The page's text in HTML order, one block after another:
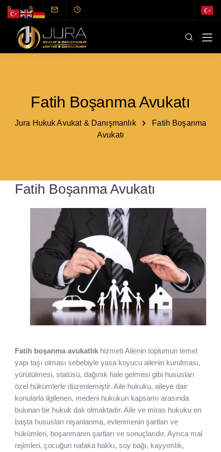
Fatih Boşanma Avukatı
Jura Hukuk Avukat & Danışmanlık
Fatih Boşanma
Avukatı
Fatih Boşanma Avukatı
Fatih boşanma avukatlık hizmeti Ailenin toplumun temel
yapı taşı olması sebebiyle yasa koyucu ailenin kurulması,
yürütülmesi, statüsü, dağınık hale gelmesi gibi hususları
özel hükümlerle düzenlemiştir. Aile hukuku, aileye dair
konularla ilgilenen, medeni hukukun kapsamı arasında
bulunan bir hukuk dalı olmaktadır. Aile ve miras hukuku en
başta hususları nişanlanma, evlenmenin şartları ve
hükümleri, boşanmanın şartları ve sonuçlarıdır. Ayrıca mal
rejimleri, çocuğun nafaka hakkı, soy bağı, kayyımlık,